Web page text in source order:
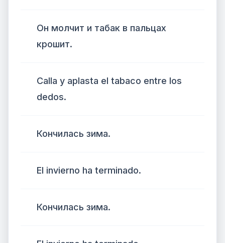
Он молчит и табак в пальцах
крошит.
Calla y aplasta el tabaco entre los
dedos.
Кончилась зима.
El invierno ha terminado.
Кончилась зима.